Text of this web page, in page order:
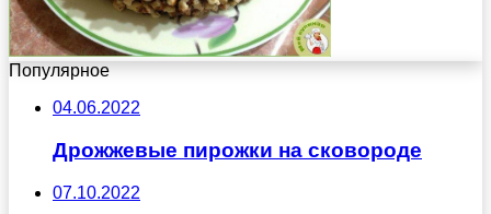
Популярное
04.06.2022
Дрожжевые пирожки на сковороде
07.10.2022